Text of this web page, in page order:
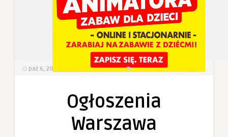
paź 6, 2022 Wyświetlenia 0 Komentarzy
Ogłoszenia
Warszawa